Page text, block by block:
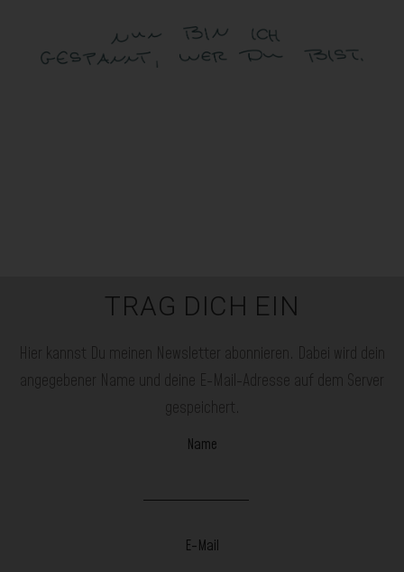
TRAG DICH EIN
Hier kannst Du meinen Newsletter abonnieren. Dabei wird dein
angegebener Name und deine E-Mail-Adresse auf dem Server
gespeichert.
Name
E-Mail